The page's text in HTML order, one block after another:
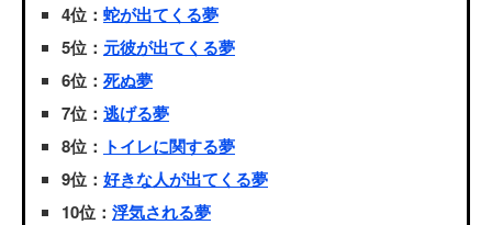
4位： 蛇が出てくる夢
5位： 元彼が出てくる夢
6位： 死ぬ夢
7位： 逃げる夢
8位： トイレに関する夢
9位： 好きな人が出てくる夢
10位： 浮気される夢